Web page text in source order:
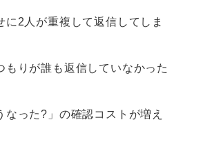
に2人が重複して返信してしま
もりが誰も返信していなかった
なった?」の確認コストが増え